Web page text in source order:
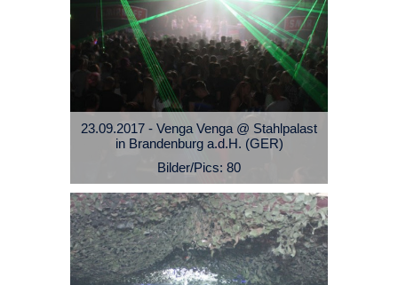
23.09.2017 - Venga Venga @ Stahlpalast
in Brandenburg a.d.H. (GER)
Bilder/Pics: 80